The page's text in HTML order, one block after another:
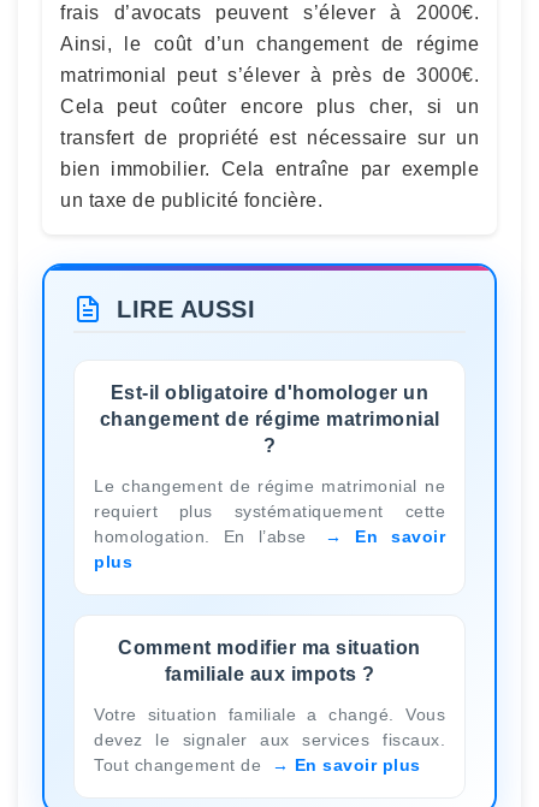
frais d’avocats peuvent s’élever à 2000€.
Ainsi, le coût d’un changement de régime
matrimonial peut s’élever à près de 3000€.
Cela peut coûter encore plus cher, si un
transfert de propriété est nécessaire sur un
bien immobilier. Cela entraîne par exemple
un taxe de publicité foncière.
LIRE AUSSI
Est-il obligatoire d'homologer un
changement de régime matrimonial
?
Le changement de régime matrimonial ne
requiert plus systématiquement cette
homologation. En l’abse
En savoir
plus
Comment modifier ma situation
familiale aux impots ?
Votre situation familiale a changé. Vous
devez le signaler aux services fiscaux.
Tout changement de
En savoir plus